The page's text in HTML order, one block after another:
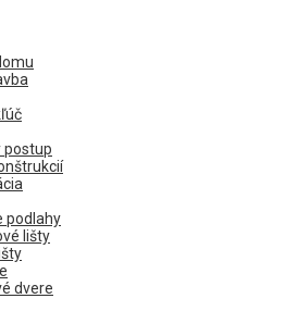
postup
podlahy
lišty
dvere